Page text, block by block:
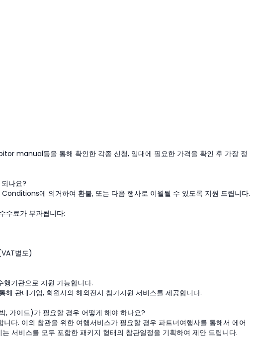
manual등을 통해 확인한 각종 신청, 임대에 필요한 가격을 확인 후 가장 정
나요?
에 의거하여 환불, 또는 다음 행사로 이월될 수 있도록 지원 드립니다.
수료가 부과됩니다:
별도)
행기관으로 지원 가능합니다.
해 관내기업, 회원사의 해외전시 참가지원 서비스를 제공합니다.
, 가이드)가 필요할 경우 어떻게 해야 하나요?
니다. 이외 참관을 위한 여행서비스가 필요할 경우 파트너여행사를 통해서 에어
서비스를 모두 포함한 패키지 형태의 참관일정을 기획하여 제안 드립니다.